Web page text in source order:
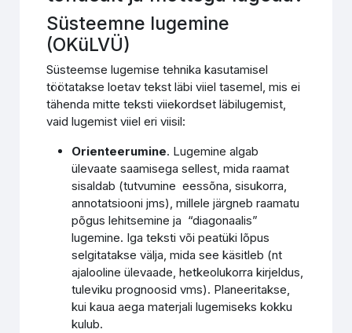
Süsteemne lugemine
(OKüLVÜ)
Süsteemse lugemise tehnika kasutamisel
töötatakse loetav tekst läbi viiel tasemel, mis ei
tähenda mitte teksti viiekordset läbilugemist,
vaid lugemist viiel eri viisil:
Orienteerumine. Lugemine algab
ülevaate saamisega sellest, mida raamat
sisaldab (tutvumine eessõna, sisukorra,
annotatsiooni jms), millele järgneb raamatu
põgus lehitsemine ja “diagonaalis”
lugemine. Iga teksti või peatüki lõpus
selgitatakse välja, mida see käsitleb (nt
ajalooline ülevaade, hetkeolukorra kirjeldus,
tuleviku prognoosid vms). Planeeritakse,
kui kaua aega materjali lugemiseks kokku
kulub.